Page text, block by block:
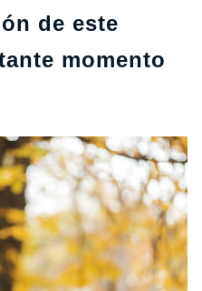
de este
momento